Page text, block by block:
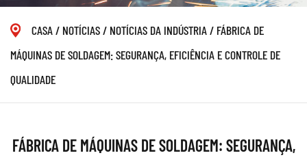
CASA/ NOTÍCIAS/ NOTÍCIAS DA INDÚSTRIA/ FÁBRICA DE
MÁQUINAS DE SOLDAGEM: SEGURANÇA, EFICIÊNCIA E CONTROLE DE
QUALIDADE
FÁBRICA DE MÁQUINAS DE SOLDAGEM: SEGURANÇA,